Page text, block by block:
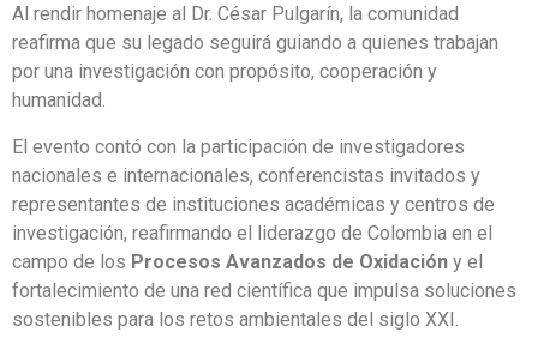
Al rendir homenaje al Dr. César Pulgarín, la comunidad
reafirma que su legado seguirá guiando a quienes trabajan
por una investigación con propósito, cooperación y
humanidad.
El evento contó con la participación de investigadores
nacionales e internacionales, conferencistas invitados y
representantes de instituciones académicas y centros de
investigación, reafirmando el liderazgo de Colombia en el
campo de los Procesos Avanzados de Oxidación y el
fortalecimiento de una red científica que impulsa soluciones
sostenibles para los retos ambientales del siglo XXI.